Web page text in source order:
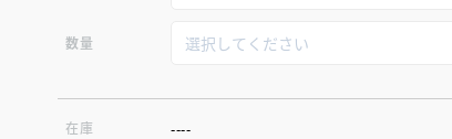
数量
在庫 ----